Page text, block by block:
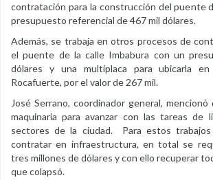
contratación para la construcción del puente
presupuesto referencial de 467 mil dólares.
Además, se trabaja en otros procesos de
el puente de la calle Imbabura con un
dólares y una multiplaca para ubicarla
Rocafuerte, por el valor de 267 mil.
José Serrano, coordinador general,
maquinaria para avanzar con las tareas de
sectores de la ciudad. Para estos
contratar en infraestructura, en total se
tres millones de dólares y con ello recuperar
que colapsó.